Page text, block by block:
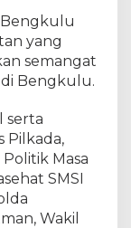
Bengkulu
yang
semangat
di Bengkulu.
serta
Pilkada,
Masa
SMSI
Wakil